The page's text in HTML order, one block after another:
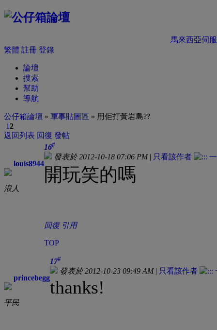
馬來西亞伺
繁體 註冊 登錄
論壇
搜索
幫助
導航
公仔箱論壇 » 軍事貼圖區 » 用佢打黃岩島??
12
返回列表 回復 發帖
louis8944
浪人
16#
發表於 2012-10-18 07:06 PM| 只看該作者
開玩笑的嗎
回復 引用
TOP
princebegg
平民
17#
發表於 2012-10-23 09:49 AM| 只看該作者
thanks!